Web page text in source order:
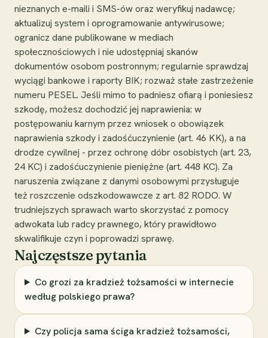
nieznanych e-maili i SMS-ów oraz weryfikuj nadawcę;
aktualizuj system i oprogramowanie antywirusowe;
ogranicz dane publikowane w mediach
społecznościowych i nie udostępniaj skanów
dokumentów osobom postronnym; regularnie sprawdzaj
wyciągi bankowe i raporty BIK; rozważ stałe zastrzeżenie
numeru PESEL. Jeśli mimo to padniesz ofiarą i poniesiesz
szkodę, możesz dochodzić jej naprawienia: w
postępowaniu karnym przez wniosek o obowiązek
naprawienia szkody i zadośćuczynienie (art. 46 KK), a na
drodze cywilnej - przez ochronę dóbr osobistych (art. 23,
24 KC) i zadośćuczynienie pieniężne (art. 448 KC). Za
naruszenia związane z danymi osobowymi przysługuje
też roszczenie odszkodowawcze z art. 82 RODO. W
trudniejszych sprawach warto skorzystać z pomocy
adwokata lub radcy prawnego, który prawidłowo
skwalifikuje czyn i poprowadzi sprawę.
Najczęstsze pytania
Co grozi za kradzież tożsamości w internecie
według polskiego prawa?
Czy policja sama ściga kradzież tożsamości,